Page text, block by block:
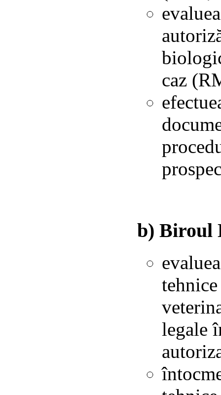
caz
b) Biroul
legale